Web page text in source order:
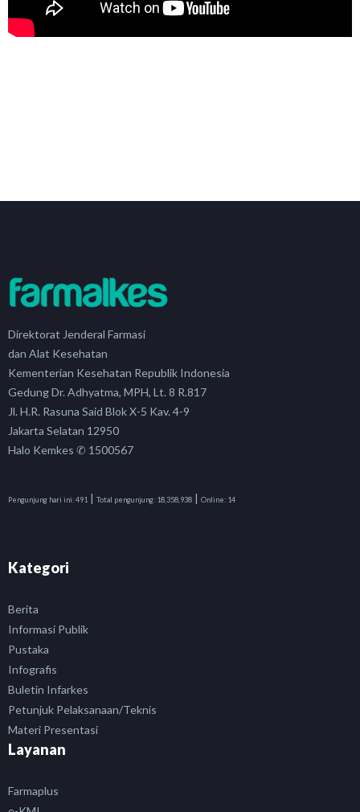
Direktorat Jenderal Farmasi
dan Alat Kesehatan
Kementerian Kesehatan Republik Indonesia
Gedung Dr. Adhyatma, MPH, Lt. 8 R.817
Jl. H.R. Rasuna Said Blok X-5 Kav. 4-9
Jakarta Selatan 12950
Halo Kemkes ✆ 1500567
Pengunjung hari ini:491 | Total pengunjung: 18,358,938 | Online: 14
Kategori
Berita
Informasi Publik
Pustaka
Infografis
Buletin Infarkes
Petunjuk Pelaksanaan/Teknis
Materi Presentasi
Layanan
Farmaplus